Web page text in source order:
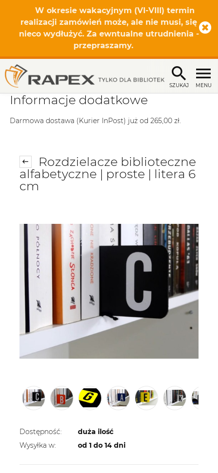
DLA BIBLIOTEK PUBLICZNYCH I
SZKOLNYCH OFERUJEMY ODROCZONY O 14
DNI TERMIN PŁATNOŚCI
MENU
SZUKAJ
Informacje dodatkowe
Darmowa dostawa (Kurier InPost) już od 265,00 zł.
więcej
Rozdzielacze biblioteczne
alfabetyczne | proste | litera 6
cm
Dostępność:
duża ilość
Wysyłka w:
od 1 do 14 dni